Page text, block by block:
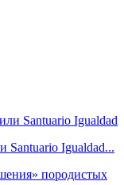
Igualdad...